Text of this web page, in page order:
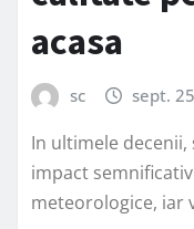
acasa
sc sept.
In ultimele
impact
meteorologice, iar